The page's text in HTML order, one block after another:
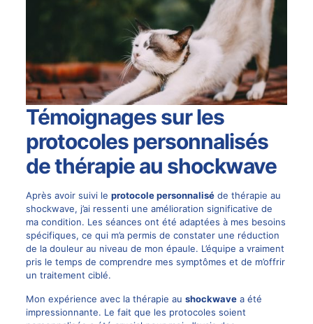
Témoignages sur les
protocoles personnalisés
de thérapie au shockwave
Après avoir suivi le protocole personnaliséde thérapie au
shockwave, j’ai ressenti une amélioration significative de
ma condition. Les séances ont été adaptées à mes besoins
spécifiques, ce qui m’a permis de constater une réduction
de la douleur au niveau de mon épaule. L’équipe a vraiment
pris le temps de comprendre mes symptômes et de m’offrir
un traitement ciblé.
Mon expérience avec la thérapie au shockwavea été
impressionnante. Le fait que les protocoles soient